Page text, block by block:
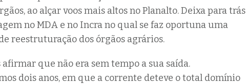
ao alçar voos mais altos no Planalto. Deixa para trás
no MDA e no Incra no qual se faz oportuna uma
reestruturação dos órgãos agrários.
que não era sem tempo a sua saída.
dois anos, em que a corrente deteve o total domínio